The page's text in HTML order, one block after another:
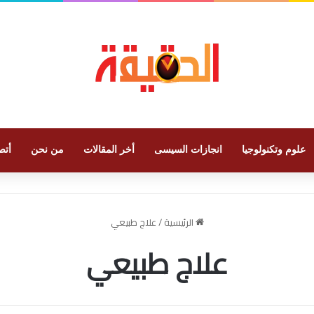
علوم وتكنولوجيا انجازات السيسى أخر المقالات من نحن
الرئيسية/علاج طبيعي
علاج طبيعي